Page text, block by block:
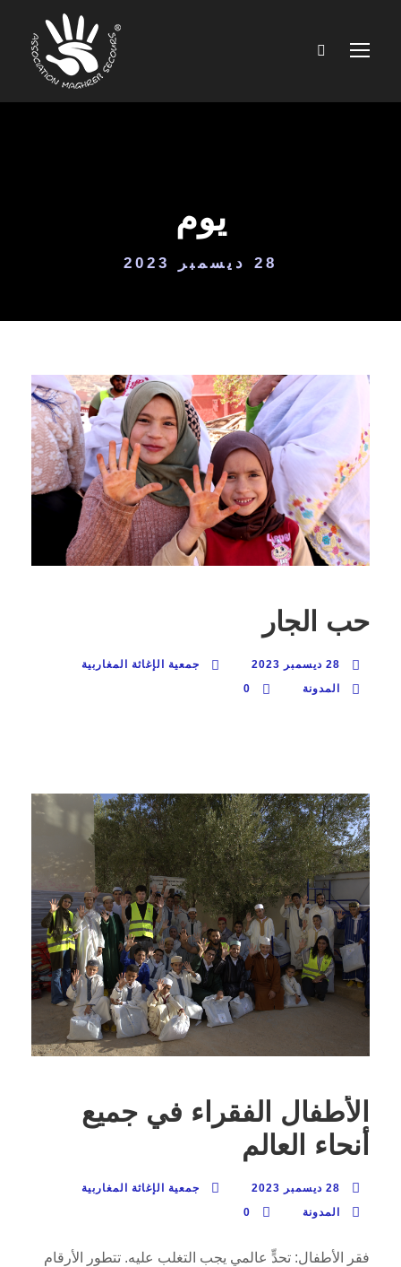
يوم
28 ديسمبر 2023
حب الجار
28 ديسمبر 2023
جمعية الإغاثة المغاربية
المدونة
0
الأطفال الفقراء في جميع
أنحاء العالم
28 ديسمبر 2023
جمعية الإغاثة المغاربية
المدونة
0
فقر الأطفال: تحدٍّ عالمي يجب التغلب عليه. تتطور الأرقام